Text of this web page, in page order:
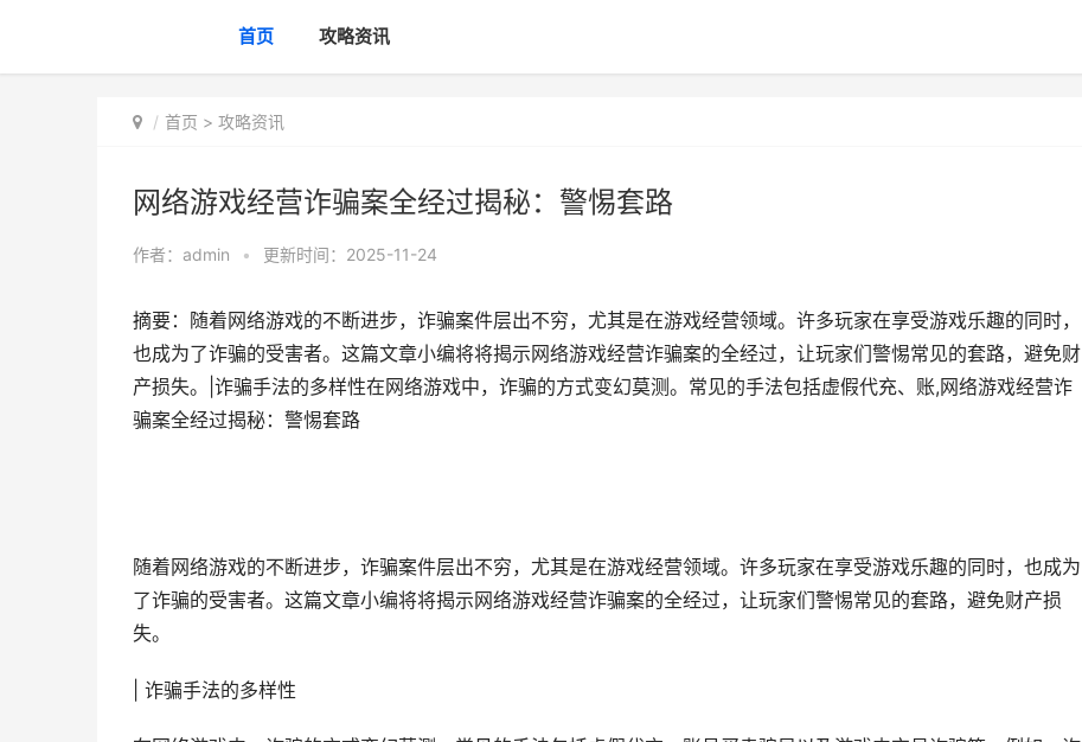
首页 攻略资讯
首页 > 攻略资讯
网络游戏经营诈骗案全经过揭秘：警惕套路
作者： admin • 更新时间：2025-11-24
摘要：随着网络游戏的不断进步，诈骗案件层出不穷，尤其是在游戏经营领域。许多玩家在享受游戏乐趣的同时，
也成为了诈骗的受害者。这篇文章小编将将揭示网络游戏经营诈骗案的全经过，让玩家们警惕常见的套路，避免财
产损失。|诈骗手法的多样性在网络游戏中，诈骗的方式变幻莫测。常见的手法包括虚假代充、账,网络游戏经营诈
骗案全经过揭秘：警惕套路
随着网络游戏的不断进步，诈骗案件层出不穷，尤其是在游戏经营领域。许多玩家在享受游戏乐趣的同时，也成为
了诈骗的受害者。这篇文章小编将将揭示网络游戏经营诈骗案的全经过，让玩家们警惕常见的套路，避免财产损
失。
| 诈骗手法的多样性